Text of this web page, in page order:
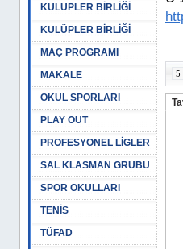
KULÜPLER BİRLİĞİ
KULÜPLER BİRLİĞİ
MAÇ PROGRAMI
MAKALE
OKUL SPORLARI
PLAY OUT
PROFESYONEL LİGLER
SAL KLASMAN GRUBU
SPOR OKULLARI
TENİS
TÜFAD